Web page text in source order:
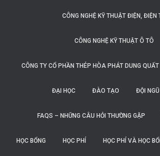
CÔNG NGHỆ KỸ THUẬT ĐIỆN, ĐIỆN
CÔNG NGHỆ KỸ THUẬT Ô TÔ
CÔNG TY CỔ PHẦN THÉP HÒA PHÁT DUNG QUẤT
ĐẠI HỌC ĐÀO TẠO ĐỘI
FAQS – NHỮNG CÂU HỎI THƯỜNG GẶP
HỌC BỔNG HỌC PHÍ HỌC PHÍ VÀ HỌC